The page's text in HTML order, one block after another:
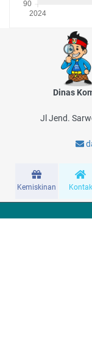
Dinas
Jl Jend.
Kemiskinan Kontak